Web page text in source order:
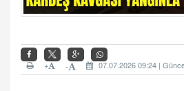
07.07.2026 09:24 |
-
+